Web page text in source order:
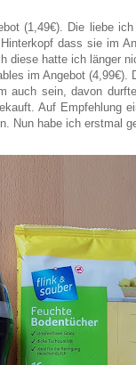
(1,49€). Die liebe
dass sie im
diese hatte ich länger
im Angebot (4,99€).
auch sein, davon
Auf Empfehlung
Nun habe ich erstmal